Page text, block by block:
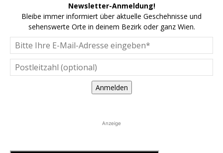
Newsletter-Anmeldung!
Bleibe immer informiert über aktuelle Geschehnisse und
sehenswerte Orte in deinem Bezirk oder ganz Wien.
Anmelden
Anzeige